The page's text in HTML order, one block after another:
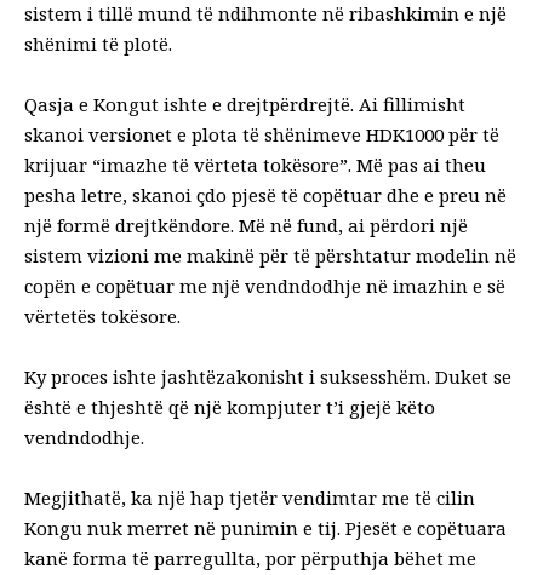
sistem i tillë mund të ndihmonte në ribashkimin e një
shënimi të plotë.
Qasja e Kongut ishte e drejtpërdrejtë. Ai fillimisht
skanoi versionet e plota të shënimeve HDK1000 për të
krijuar “imazhe të vërteta tokësore”. Më pas ai theu
pesha letre, skanoi çdo pjesë të copëtuar dhe e preu në
një formë drejtkëndore. Më në fund, ai përdori një
sistem vizioni me makinë për të përshtatur modelin në
copën e copëtuar me një vendndodhje në imazhin e së
vërtetës tokësore.
Ky proces ishte jashtëzakonisht i suksesshëm. Duket se
është e thjeshtë që një kompjuter t’i gjejë këto
vendndodhje.
Megjithatë, ka një hap tjetër vendimtar me të cilin
Kongu nuk merret në punimin e tij. Pjesët e copëtuara
kanë forma të parregullta, por përputhja bëhet me